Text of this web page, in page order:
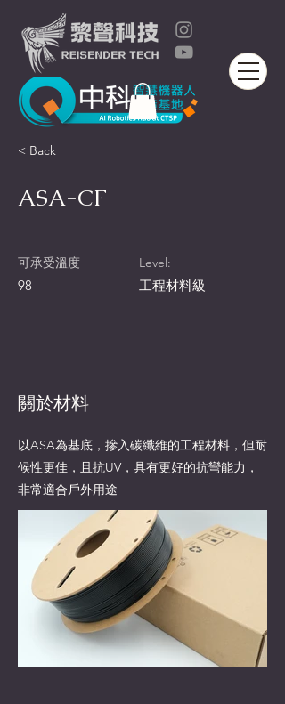
< Back
ASA-CF
可承受溫度
98
Level:
工程材料級
關於材料
以ASA為基底，摻入碳纖維的工程材料，但耐
候性更佳，且抗UV，具有更好的抗彎能力，
非常適合戶外用途